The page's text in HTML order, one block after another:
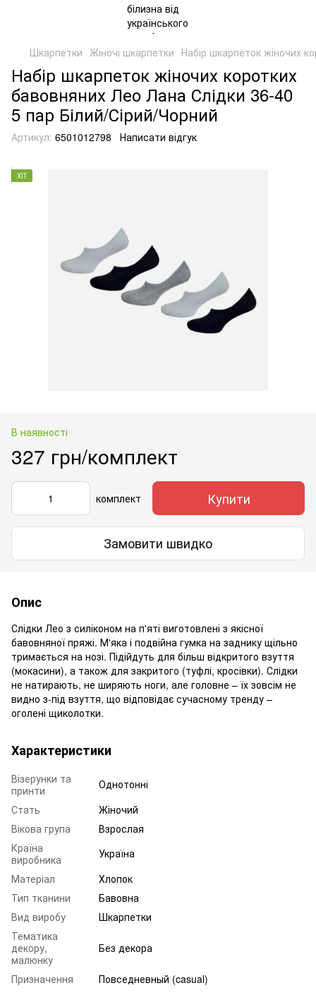
Шкарпетки Жіночі шкарпетки Набір шкарпеток жіночих
Набір шкарпеток жіночих коротких
бавовняних Лео Лана Слідки 36-40
5 пар Білий/Сірий/Чорний
Артикул: 6501012798 Написати відгук
ХІТ
В наявності
327 грн/комплект
комплект Купити
Замовити швидко
Опис
Слідки Лео з силіконом на п'яті виготовлені з якісної
бавовняної пряжі. М'яка і подвійна гумка на заднику щільно
тримається на нозі. Підійдуть для більш відкритого взуття
(мокасини), а також для закритого (туфлі, кросівки). Слідки
не натирають, не ширяють ноги, але головне – їх зовсім не
видно з-під взуття, що відповідає сучасному тренду –
оголені щиколотки.
Характеристики
Візерунки та
принти
Однотонні
Стать
Жіночий
Вікова група
Взрослая
Країна
виробника
Україна
Матеріал
Хлопок
Тип тканини
Бавовна
Вид виробу
Шкарпетки
Тематика
декору,
малюнку
Без декора
Призначення Повседневный (casual)